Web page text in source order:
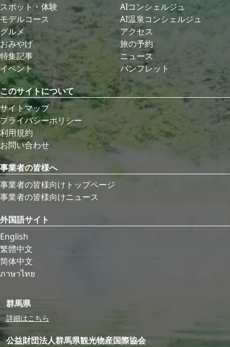
スポット・体験
モデルコース
グルメ
おみやげ
特集記事
イベント
AIコンシェルジュ
AI温泉コンシェルジュ
アクセス
旅の予約
ニュース
パンフレット
このサイトについて
サイトマップ
プライバシーポリシー
利用規約
お問い合わせ
事業者の皆様へ
事業者の皆様向けトップページ
事業者の皆様向けニュース
外国語サイト
English
繁體中文
简体中文
ภาษาไทย
群馬県
詳細はこちら
公益財団法人群馬県観光物産国際協会